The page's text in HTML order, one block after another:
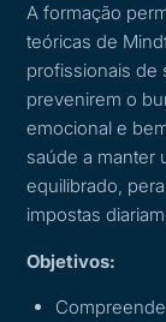
A formação
teóricas de
profissionais de
prevenirem o
emocional e
saúde a manter
equilibrado,
impostas
Objetivos: